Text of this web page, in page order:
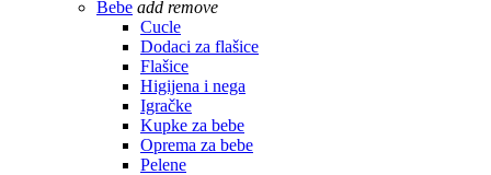
Bebe add remove
Cucle
Dodaci za flašice
Flašice
Higijena i nega
Igračke
Kupke za bebe
Oprema za bebe
Pelene